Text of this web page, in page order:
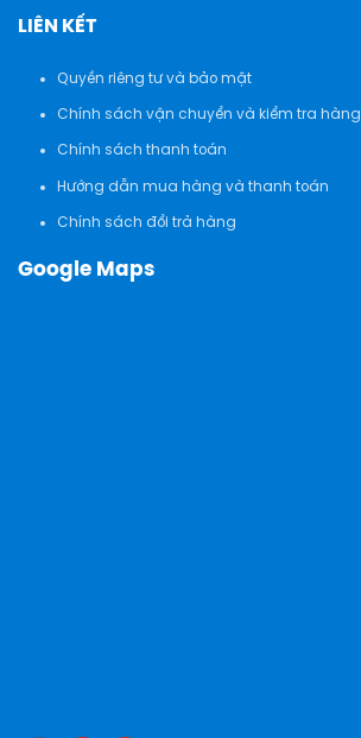
LIÊN KẾT
Quyền riêng tư và bảo mật
Chính sách vận chuyển và kiểm tra hàng
Chính sách thanh toán
Hướng dẫn mua hàng và thanh toán
Chính sách đổi trả hàng
Google Maps